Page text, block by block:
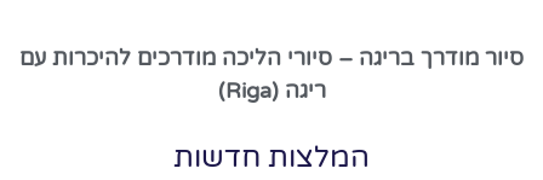
סיור מודרך בריגה – סיורי הליכה מודרכים להיכרות עם
ריגה (Riga)
המלצות חדשות